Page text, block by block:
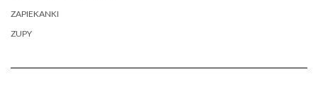
ZAPIEKANKI
ZUPY